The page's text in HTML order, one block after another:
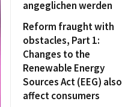
angeglichen werden
Reform fraught with
obstacles, Part 1:
Changes to the
Renewable Energy
Sources Act (EEG) also
affect consumers